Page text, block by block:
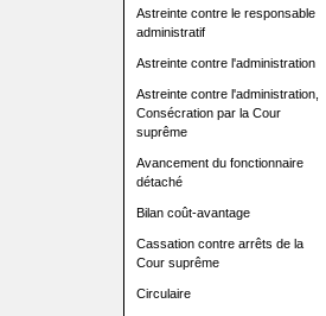
Astreinte contre le responsable
administratif
Astreinte contre l'administration
Astreinte contre l'administration,
Consécration par la Cour
suprême
Avancement du fonctionnaire
détaché
Bilan coût-avantage
Cassation contre arrêts de la
Cour suprême
Circulaire